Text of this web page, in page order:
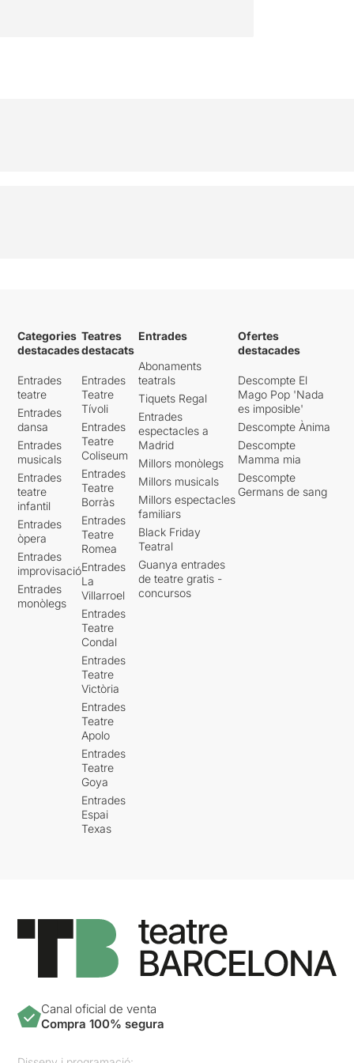
Categories
destacades
Entrades
teatre
Entrades
dansa
Entrades
musicals
Entrades
teatre
infantil
Entrades
òpera
Entrades
improvisació
Entrades
monòlegs
Teatres
destacats
Entrades
Teatre
Tívoli
Entrades
Teatre
Coliseum
Entrades
Teatre
Borràs
Entrades
Teatre
Romea
Entrades
La
Villarroel
Entrades
Teatre
Condal
Entrades
Teatre
Victòria
Entrades
Teatre
Apolo
Entrades
Teatre
Goya
Entrades
Espai
Texas
Entrades
Abonaments
teatrals
Tiquets Regal
Entrades
espectacles a
Madrid
Millors monòlegs
Millors musicals
Millors espectacles
familiars
Black Friday
Teatral
Guanya entrades
de teatre gratis -
concursos
Ofertes
destacades
Descompte El
Mago Pop 'Nada
es imposible'
Descompte Ànima
Descompte
Mamma mia
Descompte
Germans de sang
Canal oficial de venta
Compra 100% segura